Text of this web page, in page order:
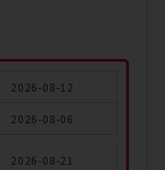
2026-08-12
2026-08-06
2026-08-21